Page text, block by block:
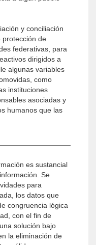
y conciliación
protección de
federativas, para
dirigidos a
algunas variables
como
instituciones
asociadas y
humanos que las
es sustancial
Se
para
los datos que
congruencia lógica
con el fin de
solución bajo
la eliminación de